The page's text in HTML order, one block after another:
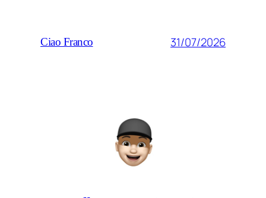
Ciao Franco 31/07/2026